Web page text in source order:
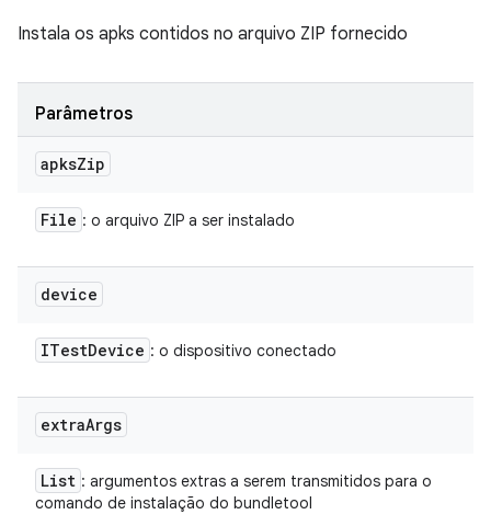
Instala os apks contidos no arquivo ZIP fornecido
Parâmetros
apksZip
File : o arquivo ZIP a ser instalado
device
ITestDevice : o dispositivo conectado
extraArgs
List : argumentos extras a serem transmitidos para o
comando de instalação do bundletool